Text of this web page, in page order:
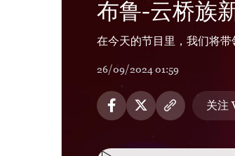
布鲁-云桥族
在今天的节目里，我们将
26/09/2024 01:59
关注